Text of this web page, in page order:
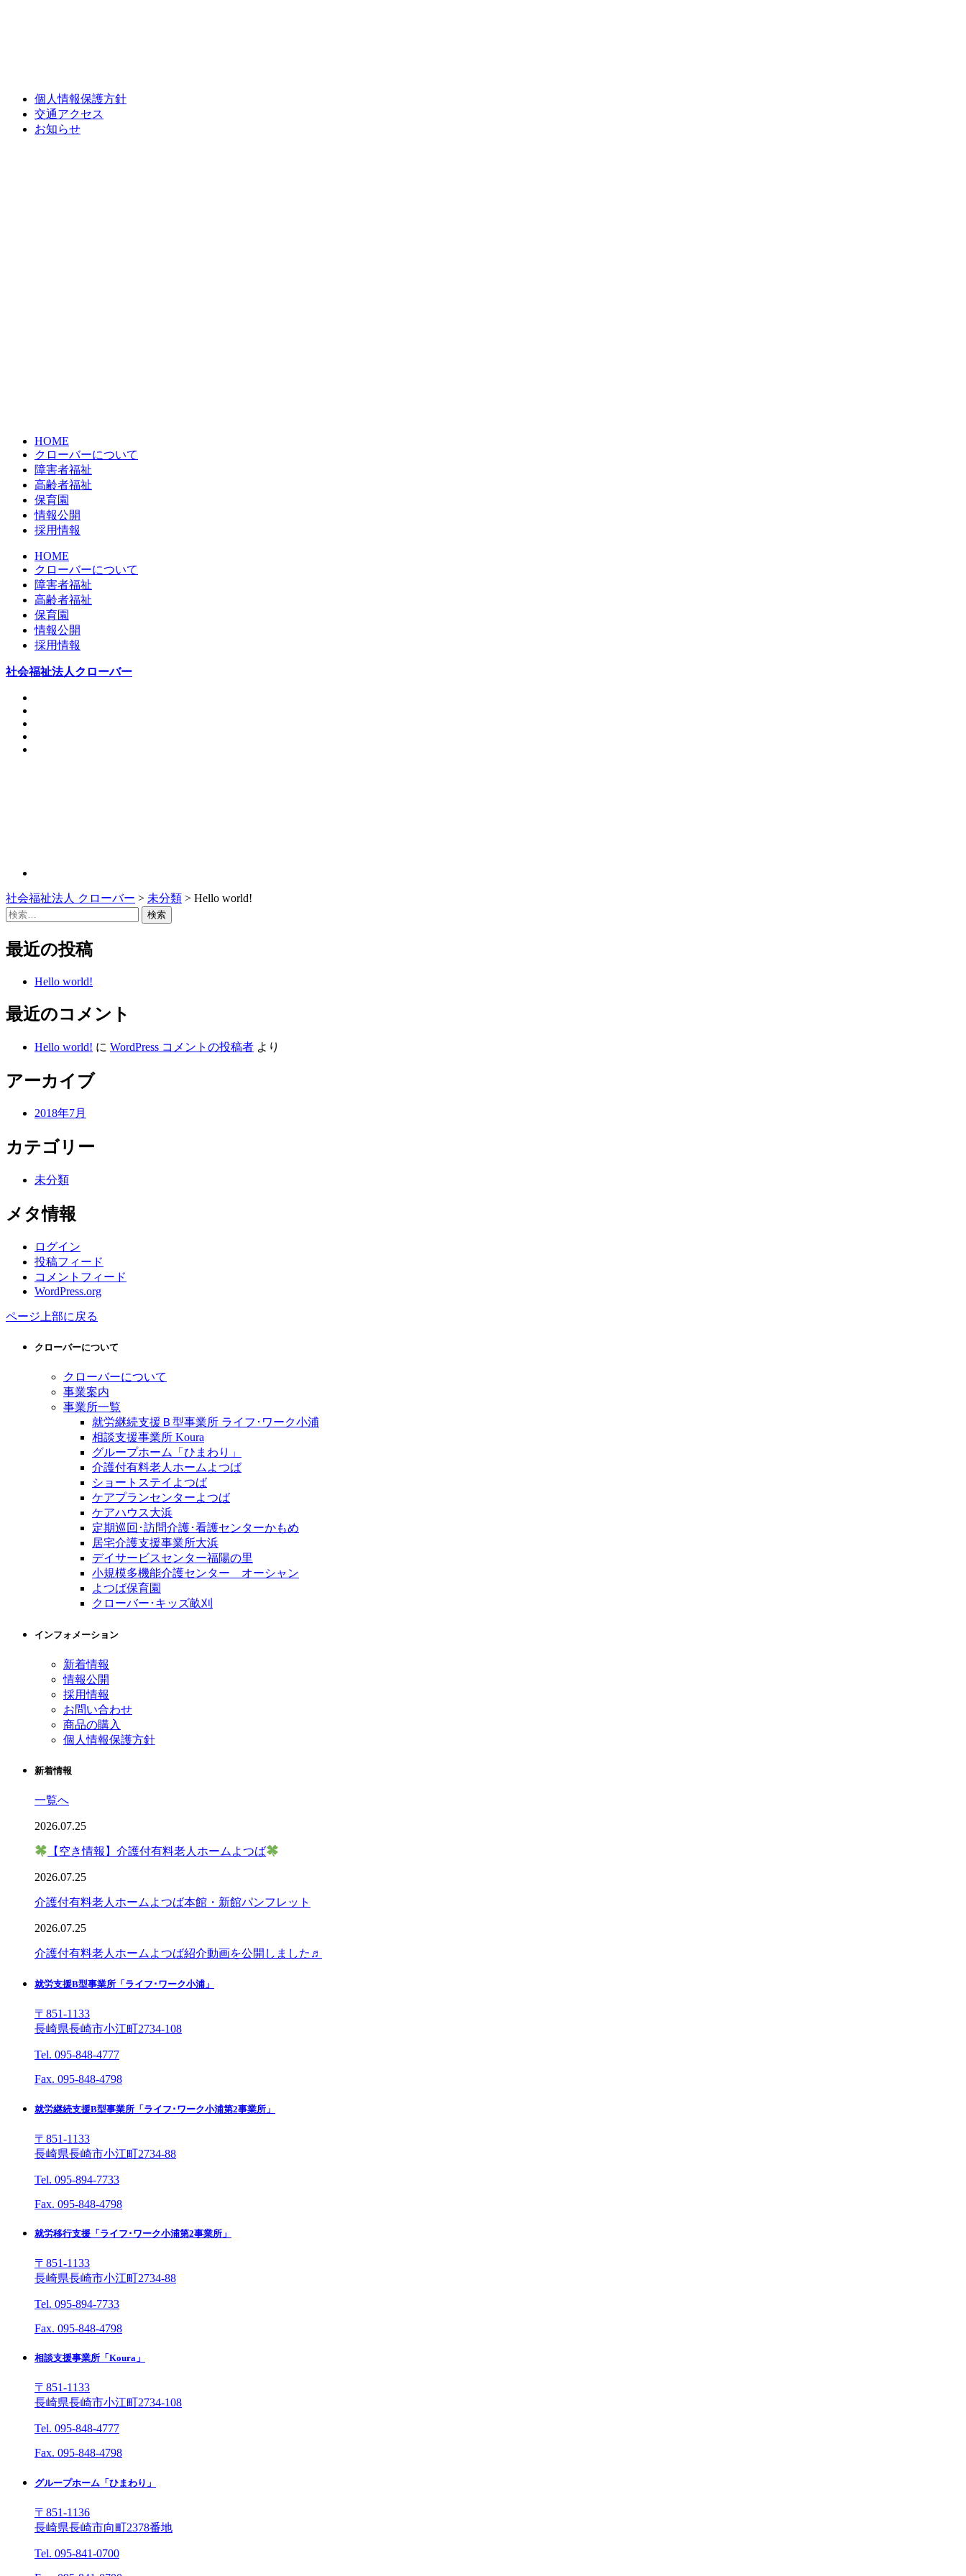
個人情報保護方針
交通アクセス
お知らせ
HOME
クローバーについて
障害者福祉
高齢者福祉
保育園
情報公開
採用情報
HOME
クローバーについて
障害者福祉
高齢者福祉
保育園
情報公開
採用情報
社会福祉法人クローバー
社会福祉法人 クローバー > 未分類 > Hello world!
検
最近の投稿
Hello world!
最近のコメント
Hello world! に WordPress コメントの投稿者 より
アーカイブ
2018年7月
カテゴリー
未分類
メタ情報
ログイン
投稿フィード
コメントフィード
WordPress.org
ページ上部に戻る
クローバーについて
クローバーについて
事業案内
事業所一覧
就労継続支援Ｂ型事業所 ライフ･ワーク小浦
相談支援事業所 Koura
グループホーム「ひまわり」
介護付有料老人ホームよつば
ショートステイよつば
ケアプランセンターよつば
ケアハウス大浜
定期巡回･訪問介護･看護センターかもめ
居宅介護支援事業所大浜
デイサービスセンター福陽の里
小規模多機能介護センター オーシャン
よつば保育園
クローバー･キッズ畝刈
インフォメーション
新着情報
情報公開
採用情報
お問い合わせ
商品の購入
個人情報保護方針
新着情報
一覧へ
2026.07.25
【空き情報】介護付有料老人ホームよつば
2026.07.25
介護付有料老人ホームよつば本館・新館パンフレット
2026.07.25
介護付有料老人ホームよつば紹介動画を公開しました♬
就労支援B型事業所「ライフ･ワーク小浦」
〒851-1133
長崎県長崎市小江町2734-108
Tel. 095-848-4777
Fax. 095-848-4798
就労継続支援B型事業所「ライフ･ワーク小浦第2事業所」
〒851-1133
長崎県長崎市小江町2734-88
Tel. 095-894-7733
Fax. 095-848-4798
就労移行支援「ライフ･ワーク小浦第2事業所」
〒851-1133
長崎県長崎市小江町2734-88
Tel. 095-894-7733
Fax. 095-848-4798
相談支援事業所「Koura」
〒851-1133
長崎県長崎市小江町2734-108
Tel. 095-848-4777
Fax. 095-848-4798
グループホーム「ひまわり」
〒851-1136
長崎県長崎市向町2378番地
Tel. 095-841-0700